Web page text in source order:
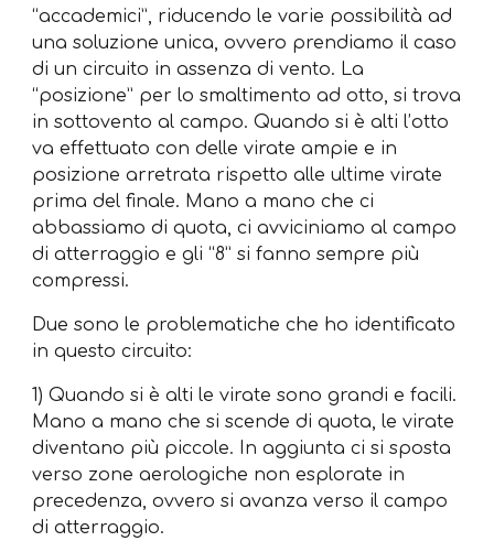
“accademici”, riducendo le varie possibilità ad
una soluzione unica, ovvero prendiamo il caso
di un circuito in assenza di vento. La
“posizione” per lo smaltimento ad otto, si trova
in sottovento al campo. Quando si è alti l’otto
va effettuato con delle virate ampie e in
posizione arretrata rispetto alle ultime virate
prima del finale. Mano a mano che ci
abbassiamo di quota, ci avviciniamo al campo
di atterraggio e gli “8” si fanno sempre più
compressi.
Due sono le problematiche che ho identificato
in questo circuito:
1) Quando si è alti le virate sono grandi e facili.
Mano a mano che si scende di quota, le virate
diventano più piccole. In aggiunta ci si sposta
verso zone aerologiche non esplorate in
precedenza, ovvero si avanza verso il campo
di atterraggio.